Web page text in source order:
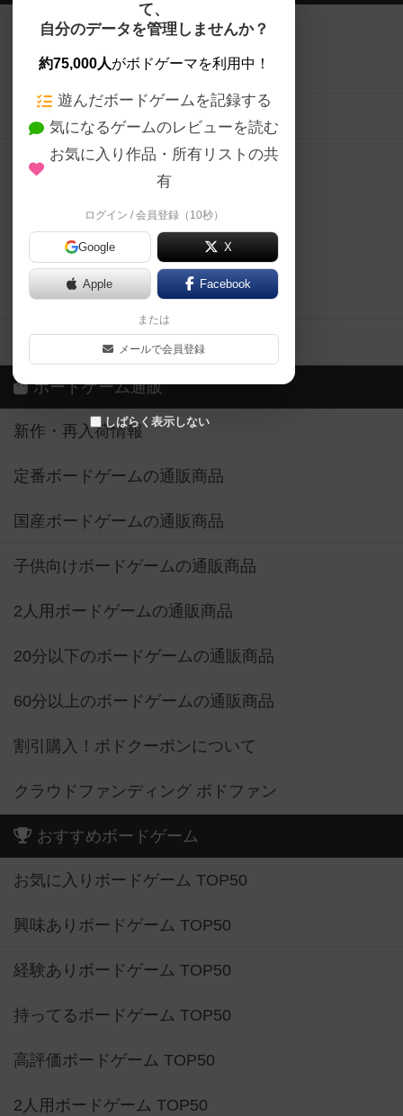
て、
自分のデータを管理しませんか？
約75,000人がボドゲーマを利用中！
遊んだボードゲームを記録する
気になるゲームのレビューを読む
お気に入り作品・所有リストの共
有
ログイン / 会員登録（10秒）
Google X
Apple Facebook
または
メールで会員登録
しばらく表示しない
ボードゲームを検索する
ボードゲームの新着レビュー
ボードゲーム会情報
メカニクス特集
掲示板・トピックス
ボドとも・会員一覧
ボードゲーム業界コラム
ボドゲーマご利用案内
ボードゲーム通販
新作・再入荷情報
定番ボードゲームの通販商品
国産ボードゲームの通販商品
子供向けボードゲームの通販商品
2人用ボードゲームの通販商品
20分以下のボードゲームの通販商品
60分以上のボードゲームの通販商品
割引購入！ボドクーポンについて
クラウドファンディング ボドファン
おすすめボードゲーム
お気に入りボードゲーム TOP50
興味ありボードゲーム TOP50
経験ありボードゲーム TOP50
持ってるボードゲーム TOP50
高評価ボードゲーム TOP50
2人用ボードゲーム TOP50